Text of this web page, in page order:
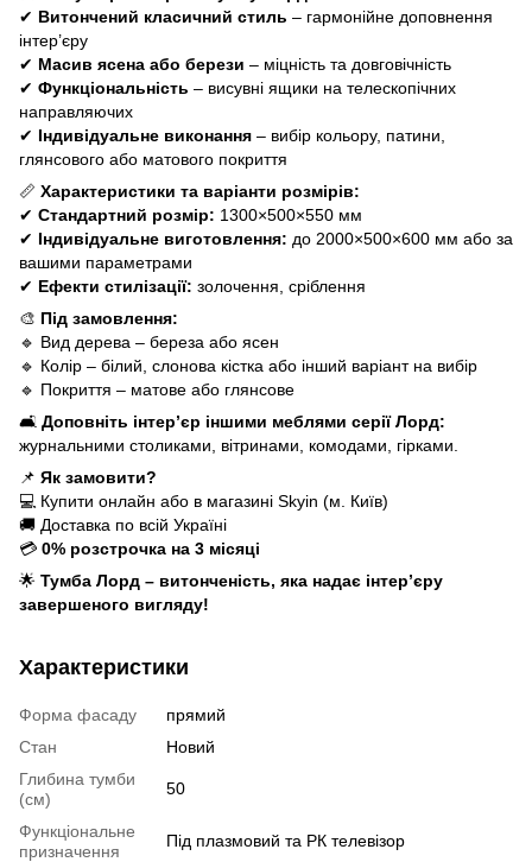
✔ Витончений класичний стиль – гармонійне доповнення
інтер’єру
✔ Масив ясена або берези – міцність та довговічність
✔ Функціональність – висувні ящики на телескопічних
направляючих
✔ Індивідуальне виконання – вибір кольору, патини,
глянсового або матового покриття
📏 Характеристики та варіанти розмірів:
✔ Стандартний розмір: 1300×500×550 мм
✔ Індивідуальне виготовлення: до 2000×500×600 мм або за
вашими параметрами
✔ Ефекти стилізації: золочення, сріблення
🎨 Під замовлення:
🔹 Вид дерева – береза або ясен
🔹 Колір – білий, слонова кістка або інший варіант на вибір
🔹 Покриття – матове або глянсове
🛋 Доповніть інтер’єр іншими меблями серії Лорд:
журнальними столиками, вітринами, комодами, гірками.
📌 Як замовити?
💻 Купити онлайн або в магазині Skyin (м. Київ)
🚚 Доставка по всій Україні
💳 0% розстрочка на 3 місяці
🌟 Тумба Лорд – витонченість, яка надає інтер’єру
завершеного вигляду!
Характеристики
Форма фасаду
прямий
Стан
Новий
Глибина тумби
(см)
50
Функціональне
призначення
Під плазмовий та РК телевізор